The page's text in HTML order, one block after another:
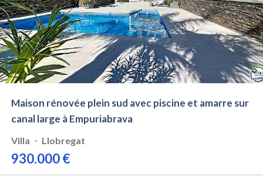
Maison rénovée plein sud avec piscine et amarre sur
canal large à Empuriabrava
Villa - Llobregat
930.000 €